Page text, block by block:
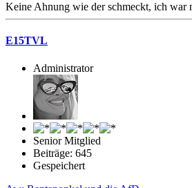
Keine Ahnung wie der schmeckt, ich war
E15TVL
Administrator
Senior Mitglied
Beiträge: 645
Gespeichert